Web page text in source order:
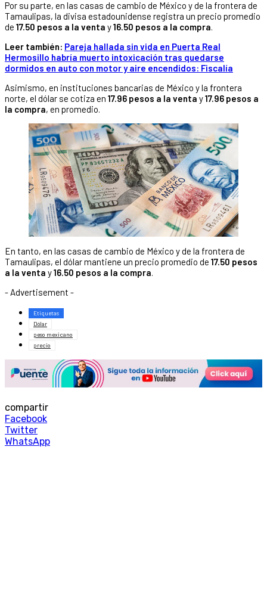
Por su parte, en las casas de cambio de México y de la frontera de
Tamaulipas, la divisa estadounidense registra un precio promedio
de 17.50 pesos a la venta y16.50 pesos a la compra.
Leer también: Pareja hallada sin vida en Puerta Real
Hermosillo habría muerto intoxicación tras quedarse
dormidos en auto con motor y aire encendidos: Fiscalía
Asimismo, en instituciones bancarias de México y la frontera
norte, el dólar se cotiza en 17.96 pesos a la venta y17.96 pesos a
la compra, en promedio.
En tanto, en las casas de cambio de México y de la frontera de
Tamaulipas, el dólar mantiene un precio promedio de 17.50 pesos
a la venta y16.50 pesos a la compra.
- Advertisement -
Etiquetas
Dólar
peso mexicano
precio
compartir
Facebook
Twitter
WhatsApp